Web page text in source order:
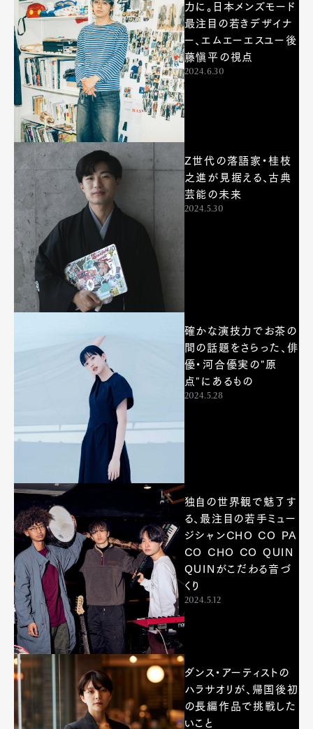
Pen Meet
Pen international Pen tw
力に。日本メンズモード
最注目の若きデザイナ
ー、エムエーエスユー後
藤愼平の視点
2024.6.30
Z世代の落語家・桂枝
之進が見据える、古典
芸能の未来
2024.5.30
確かな演技力でお茶の
間の話題をさらった、俳
優・河合優実の"原
点"にあるもの
2024.5.28
独自の世界観で魅了す
る、最注目の若手ミュー
ジシャンCHO CO PA
CO CHO CO QUIN
QUINがこだわる音づ
くり
2024.5.12
ダンス・アーティストの
ハラサオリが、帰国後初
の長編作品で挑戦した
いこと